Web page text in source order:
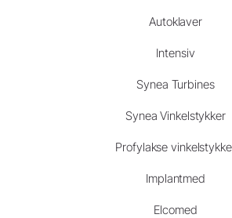
Autoklaver
Intensiv
Synea Turbines
Synea Vinkelstykker
Profylakse
Implantmed
Elcomed